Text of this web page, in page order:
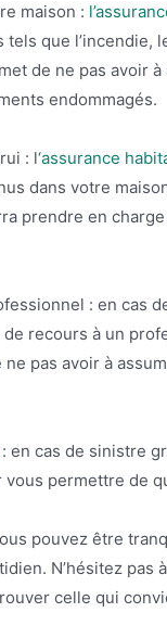
maison :
que l’incendie,
de ne pas avoir
endommagés.
: l‘assurance
dans votre
prendre en
: en cas
recours à un
pas avoir à
: en cas de sinistre
permettre de
pouvez être
N’hésitez pas
celle qui